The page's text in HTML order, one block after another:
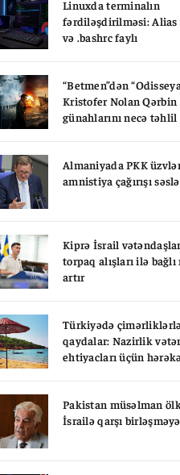
Linuxda terminalın
fərdiləşdirilməsi: Alias
və .bashrc faylı
“Betmen”dən
Kristofer Nolan Qərbin
günahlarını necə təhlil
Almaniyada PKK
amnistiya çağırışı
Kiprə İsrail
torpaq alışları ilə
artır
Türkiyədə
qaydalar: Nazirlik
ehtiyacları üçün
Pakistan müsəlman
İsrailə qarşı birləşməyə